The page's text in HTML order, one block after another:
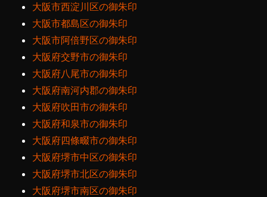
大阪市西淀川区の御朱印
大阪市都島区の御朱印
大阪市阿倍野区の御朱印
大阪府交野市の御朱印
大阪府八尾市の御朱印
大阪府南河内郡の御朱印
大阪府吹田市の御朱印
大阪府和泉市の御朱印
大阪府四條畷市の御朱印
大阪府堺市中区の御朱印
大阪府堺市北区の御朱印
大阪府堺市南区の御朱印